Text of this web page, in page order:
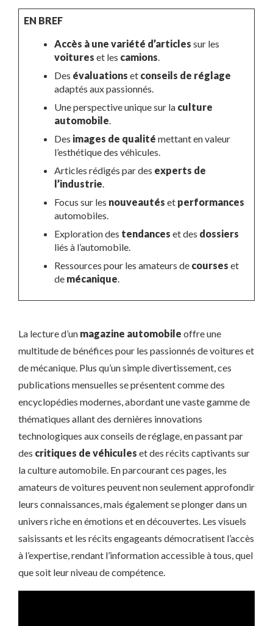
EN BREF
Accès à une variété d’articles sur les
voitures et les camions.
Des évaluations et conseils de réglage
adaptés aux passionnés.
Une perspective unique sur la culture
automobile.
Des images de qualité mettant en valeur
l’esthétique des véhicules.
Articles rédigés par des experts de
l’industrie.
Focus sur les nouveautés et performances
automobiles.
Exploration des tendances et des dossiers
liés à l’automobile.
Ressources pour les amateurs de courses et
de mécanique.
La lecture d’un magazine automobile offre une
multitude de bénéfices pour les passionnés de voitures et
de mécanique. Plus qu’un simple divertissement, ces
publications mensuelles se présentent comme des
encyclopédies modernes, abordant une vaste gamme de
thématiques allant des dernières innovations
technologiques aux conseils de réglage, en passant par
des critiques de véhicules et des récits captivants sur
la culture automobile. En parcourant ces pages, les
amateurs de voitures peuvent non seulement approfondir
leurs connaissances, mais également se plonger dans un
univers riche en émotions et en découvertes. Les visuels
saisissants et les récits engageants démocratisent l’accès
à l’expertise, rendant l’information accessible à tous, quel
que soit leur niveau de compétence.